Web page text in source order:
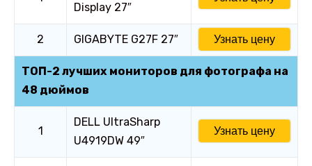
Display 27″
2 GIGABYTE G27F 27″ Узнать цену
ТОП-2 лучших мониторов для фотографа на
48 дюймов
1
DELL UltraSharp
U4919DW 49″
Узнать цену